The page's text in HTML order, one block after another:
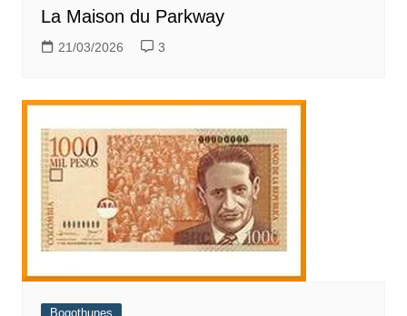
La Maison du Parkway
21/03/2026 3
Bogothunes